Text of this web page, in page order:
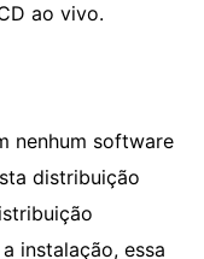
ao vivo.
nenhum software
distribuição
instalação, essa